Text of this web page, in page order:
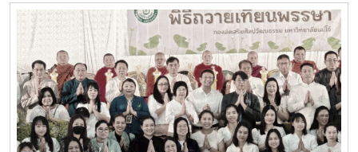
พงษ์พานิช และนายพงษ์พิพัฒน์ ราชจันทร์ ได้นำนักศึกษาเยี่ยม
ชมเส้นทางและสถานที่สำคัญภายในมหาวิทยาลัย อาทิ อนุสาวรีย์
คุณพระช่วงเกษตรศิลปการ เพื่อให้นักศึกษาได้เรียนรู้ประวัติและ
คุณูปการของปูชนียบุคคลผู้มีความสำคัญต่อมหาวิทยาลัย คุณค่า
ทางประวัติศาสตร์และจิตวิญญาณของสถาบันและช่วงบ่าย คณะ
นักศึกษาได้เข้าเยี่ยมชมสำนักฟาร์มมหาวิทยาลัย และสำนักวิจัย
และส่งเสริมวิชาการการเกษตร โดยมี นางสาววัชรินทร์ จันท
วรรณ ให้การต้อนรับ พร้อมบรรยายให้ความรู้เกี่ยวกับการผลิต
ศาสตร์ และนักศึกษา เข้าร่วมอย่างพร้อมเพรียงห้อง “ร่ม
อินทนิล” เกิดขึ้นจากความร่วมมือระหว่างมหาวิทยาลัยแม่โจ้และ
คณะพยาบาลศาสตร์ เพื่อเป็นศูนย์ให้บริการด้านการดูแลสุขภาพ
เบื้องต้น การให้คำปรึกษา แนะนำด้านสุขภาพกายและสุขภาพใจ
แก่นักศึกษา เพื่อให้นักศึกษาได้รับการดูแลอย่างทั่วถึง มีสุขภาวะ
ที่ดีทั้งด้านร่างกายและจิตใจ อันจะนำไปสู่การส่งเสริมคุณภาพ
ชีวิต ความปลอดภัย และสวัสดิภาพการใช้ชีวิตภายในมหาวิทยาลัย
โดยจะเปิดให้บริการทุกวัน ตั้งแต่เวลา 17.00-20.00 น.นอกจากนี้